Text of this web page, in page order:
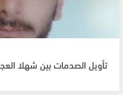
تأويل الصدمات بين شهلا